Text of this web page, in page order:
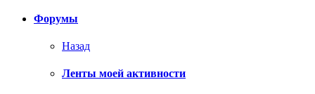
Форумы
Назад
Ленты моей активности